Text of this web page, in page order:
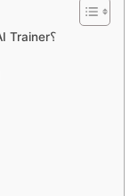
ما هي وظيفة Arabic Voice Actor – AI Trainer؟